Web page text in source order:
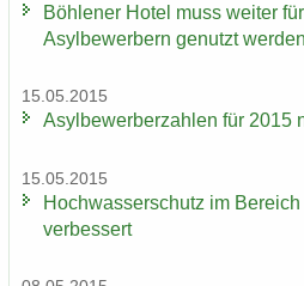
Böh­le­ner Hotel muss wei­ter
Asyl­be­wer­bern ge­nutzt wer­den
15.05.2015
Asyl­be­wer­ber­zah­len für 2015
15.05.2015
Hoch­was­ser­schutz im
ver­bes­sert